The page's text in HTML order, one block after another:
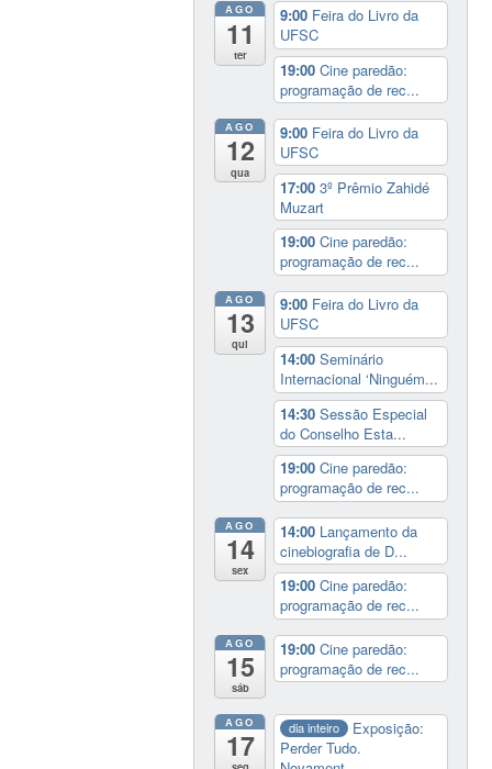
AGO
11
ter
9:00 Feira do Livro da
UFSC
19:00Cine paredão:
programação de rec...
AGO
12
qua
9:00 Feira do Livro da
UFSC
17:003º Prêmio Zahidé
Muzart
19:00Cine paredão:
programação de rec...
AGO
13
qui
9:00 Feira do Livro da
UFSC
14:00Seminário
Internacional ‘Ninguém...
14:30Sessão Especial
do Conselho Esta...
19:00Cine paredão:
programação de rec...
AGO
14
sex
14:00 Lançamento da
cinebiografia de D...
19:00Cine paredão:
programação de rec...
AGO
15
sáb
19:00Cine paredão:
programação de rec...
AGO
17
dia inteiro
Exposição:
Perder Tudo.